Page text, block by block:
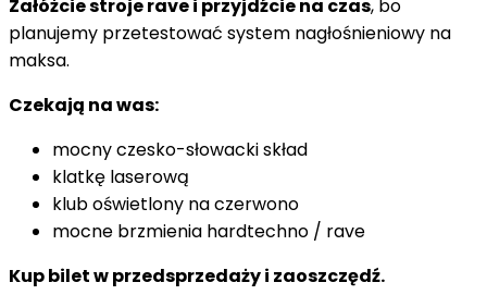
Załóżcie stroje rave i przyjdźcie na czas, bo
planujemy przetestować system nagłośnieniowy na
maksa.
Czekają na was:
mocny czesko-słowacki skład
klatkę laserową
klub oświetlony na czerwono
mocne brzmienia hardtechno / rave
Kup bilet w przedsprzedaży i zaoszczędź.